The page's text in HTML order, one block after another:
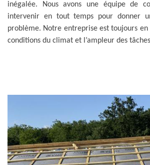
inégalée. Nous avons une équipe de
intervenir en tout temps pour donner
problème. Notre entreprise est toujours en
conditions du climat et l’ampleur des